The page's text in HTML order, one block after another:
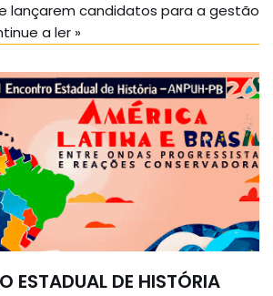
lançarem candidatos para a gestão
a ler »
ESTADUAL DE HISTÓRIA